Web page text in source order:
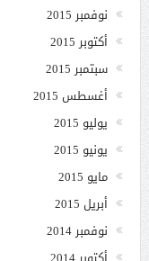
نوفمبر 2015
أكتوبر 2015
سبتمبر 2015
أغسطس 2015
يوليو 2015
يونيو 2015
مايو 2015
أبريل 2015
نوفمبر 2014